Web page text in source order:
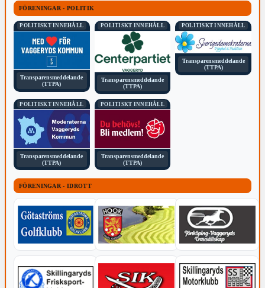
FÖRENINGAR - POLITIK
POLITISKT INNEHÅLL
Transparensmeddelande
(TTPA)
POLITISKT INNEHÅLL
Transparensmeddelande
(TTPA)
POLITISKT INNEHÅLL
Transparensmeddelande
(TTPA)
POLITISKT INNEHÅLL
Transparensmeddelande
(TTPA)
POLITISKT INNEHÅLL
Transparensmeddelande
(TTPA)
FÖRENINGAR - IDROTT